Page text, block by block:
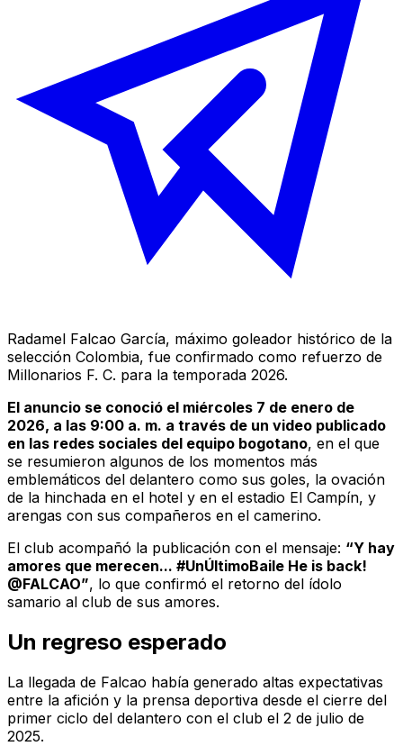
Radamel Falcao García, máximo goleador histórico de la
selección Colombia, fue confirmado como refuerzo de
Millonarios F. C. para la temporada 2026.
El anuncio se conoció el miércoles 7 de enero de
2026, a las 9:00 a. m. a través de un video publicado
en las redes sociales del equipo bogotano, en el que
se resumieron algunos de los momentos más
emblemáticos del delantero como sus goles, la ovación
de la hinchada en el hotel y en el estadio El Campín, y
arengas con sus compañeros en el camerino.
El club acompañó la publicación con el mensaje: “Y hay
amores que merecen... #UnÚltimoBaile He is back!
@FALCAO”, lo que confirmó el retorno del ídolo
samario al club de sus amores.
Un regreso esperado
La llegada de Falcao había generado altas expectativas
entre la afición y la prensa deportiva desde el cierre del
primer ciclo del delantero con el club el 2 de julio de
2025.